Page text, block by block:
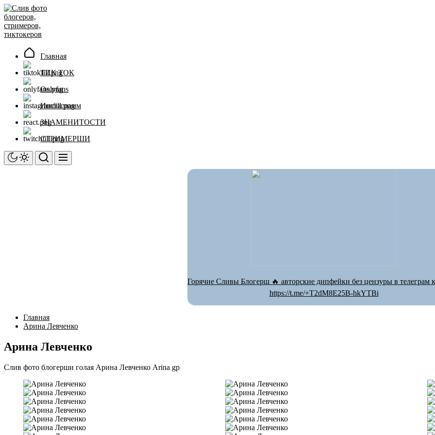
Перейти
к
содержимому
Главная
ТИК ТОК
Onlyfans
Инстаграмм
ЗНАМЕНИТОСТИ
СТРИМЕРШИ
Горячие Сливы Блогерш 🔥 авторские дипфейки без цензуры в телеграм
https://t.me/+T2dM8E25B-hkYTBi
Главная
Арина Левченко
Арина Левченко
Слив фото блогерши голая Арина Левченко Arina gp